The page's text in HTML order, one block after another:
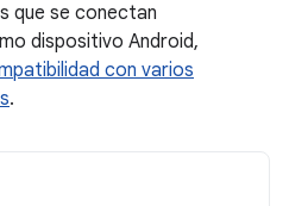
que se conectan
dispositivo Android,
con varios
.